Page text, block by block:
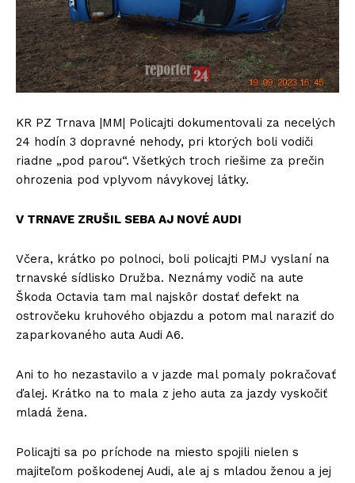
KR PZ Trnava |MM| Policajti dokumentovali za necelých
24 hodín 3 dopravné nehody, pri ktorých boli vodiči
riadne „pod parou“. Všetkých troch riešime za prečin
ohrozenia pod vplyvom návykovej látky.
V TRNAVE ZRUŠIL SEBA AJ NOVÉ AUDI
Včera, krátko po polnoci, boli policajti PMJ vyslaní na
trnavské sídlisko Družba. Neznámy vodič na aute
Škoda Octavia tam mal najskôr dostať defekt na
ostrovčeku kruhového objazdu a potom mal naraziť do
zaparkovaného auta Audi A6.
Ani to ho nezastavilo a v jazde mal pomaly pokračovať
ďalej. Krátko na to mala z jeho auta za jazdy vyskočiť
mladá žena.
Policajti sa po príchode na miesto spojili nielen s
majiteľom poškodenej Audi, ale aj s mladou ženou a jej